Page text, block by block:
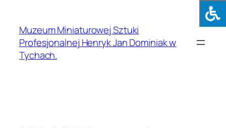
Muzeum Miniaturowej Sztuki
Profesjonalnej Henryk Jan Dominiak w
Tychach.